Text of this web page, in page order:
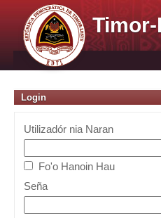
Login
Utilizadór nia Naran
Fo'o Hanoin Hau
Seña